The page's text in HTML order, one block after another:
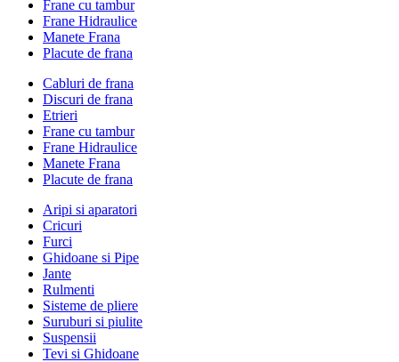
Frane cu tambur
Frane Hidraulice
Manete Frana
Placute de frana
Cabluri de frana
Discuri de frana
Etrieri
Frane cu tambur
Frane Hidraulice
Manete Frana
Placute de frana
Aripi si aparatori
Cricuri
Furci
Ghidoane si Pipe
Jante
Rulmenti
Sisteme de pliere
Suruburi si piulite
Suspensii
Tevi si Ghidoane